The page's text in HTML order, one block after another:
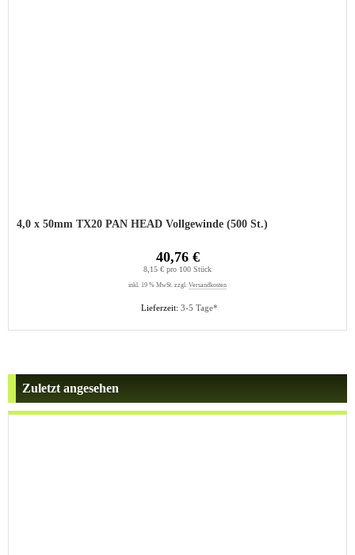
4,0 x 50mm TX20 PAN HEAD Vollgewinde (500 St.)
Lieferzeit: 3-5 Tage*
40,76 €
8,15 € pro 100 Stück
inkl. 19 % MwSt. zzgl. Versandkosten
Zuletzt angesehen